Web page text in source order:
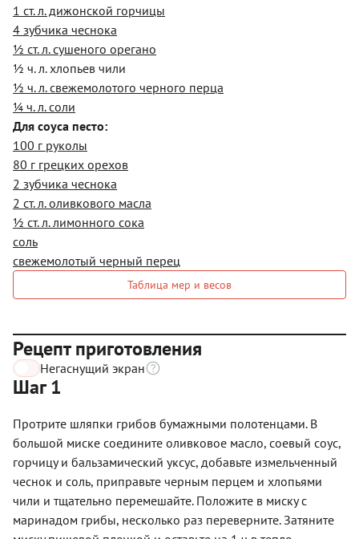
1 ст. л. дижонской горчицы
4 зубчика чеснока
½ ст. л. сушеного орегано
½ ч. л. хлопьев чили
½ ч. л. свежемолотого черного перца
¼ ч. л. соли
Для соуса песто:
100 г руколы
80 г грецких орехов
2 зубчика чеснока
2 ст. л. оливкового масла
½ ст. л. лимонного сока
соль
свежемолотый черный перец
Таблица мер и весов
Рецепт приготовления
Негаснущий экран
Шаг 1
Протрите шляпки грибов бумажными полотенцами. В
большой миске соедините оливковое масло, соевый соус,
горчицу и бальзамический уксус, добавьте измельченный
чеснок и соль, приправьте черным перцем и хлопьями
чили и тщательно перемешайте. Положите в миску с
маринадом грибы, несколько раз переверните. Затяните